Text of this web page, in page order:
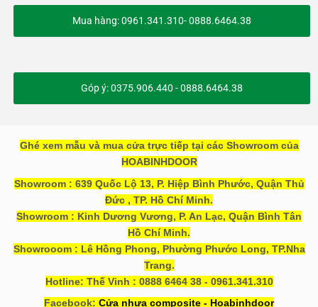
Mua hàng: 0961.341.310- 0888.6464.38
Góp ý: 0375.906.440 - 0888.6464.38
Ghé xem mẫu và mua cửa trực tiếp tại các Showroom của
HOABINHDOOR
Showroom : 639 Quốc Lộ 13, P. Hiệp Bình Phước, Quận Thủ
Đức , TP. Hồ Chí Minh.
Showroom : Kinh Dương Vương, P. An Lạc, Quận Bình Tân
Hồ Chí Minh.
Showrooom : Lê Hồng Phong, Phường Phước Long, TP.Nha
Trang.
Hotline: Thế Vinh : 0888 6464 38 - 0961.341.310
Facebook: Cửa nhựa composite - Hoabinhdoor